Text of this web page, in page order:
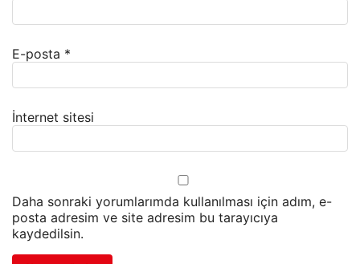
E-posta *
İnternet sitesi
Daha sonraki yorumlarımda kullanılması için adım, e-
posta adresim ve site adresim bu tarayıcıya
kaydedilsin.